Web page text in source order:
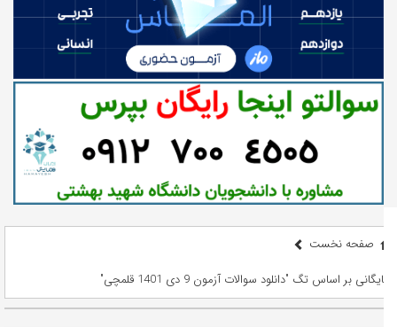
صفحه نخست
بایگانی بر اساس تگ "دانلود سوالات آزمون 9 دی 1401 قلمچی"